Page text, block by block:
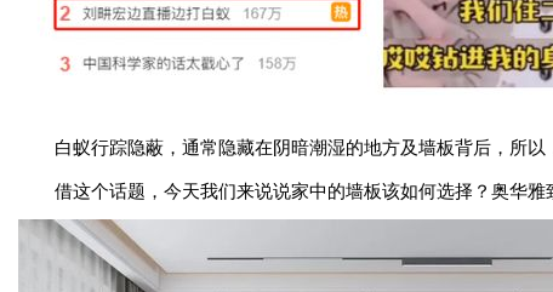
白蚁行踪隐蔽，通常隐藏在阴暗潮湿的地方及墙板背后，所以
借这个话题，今天我们来说说家中的墙板该如何选择？奥华雅